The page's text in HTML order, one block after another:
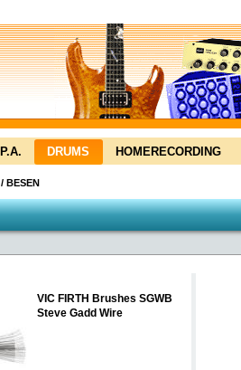
P.A. DRUMS HOMERECORDING
/ BESEN
VIC FIRTH Brushes SGWB
Steve Gadd Wire